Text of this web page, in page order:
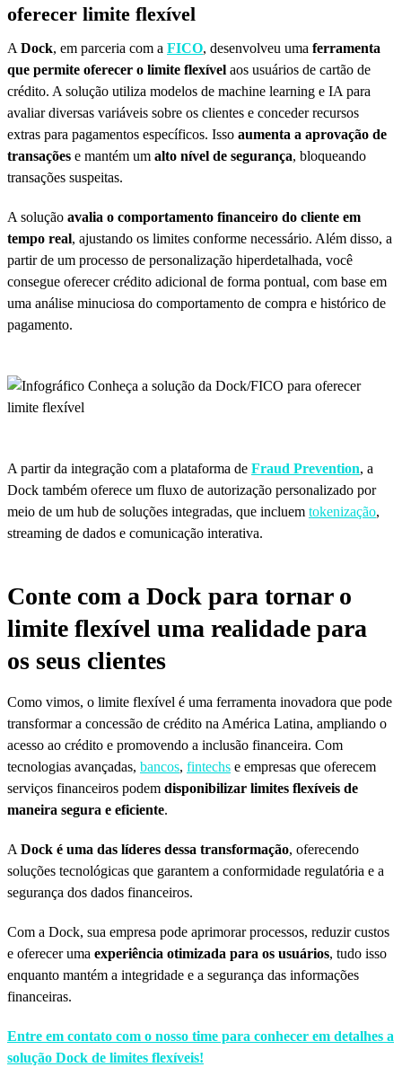
oferecer limite flexível
A Dock, em parceria com a FICO, desenvolveu uma ferramenta
que permite oferecer o limite flexível aos usuários de cartão de
crédito. A solução utiliza modelos de machine learning e IA para
avaliar diversas variáveis sobre os clientes e conceder recursos
extras para pagamentos específicos. Isso aumenta a aprovação de
transações e mantém um alto nível de segurança, bloqueando
transações suspeitas.
A solução avalia o comportamento financeiro do cliente em
tempo real, ajustando os limites conforme necessário. Além disso, a
partir de um processo de personalização hiperdetalhada, você
consegue oferecer crédito adicional de forma pontual, com base em
uma análise minuciosa do comportamento de compra e histórico de
pagamento.
A partir da integração com a plataforma de Fraud Prevention, a
Dock também oferece um fluxo de autorização personalizado por
meio de um hub de soluções integradas, que incluem tokenização,
streaming de dados e comunicação interativa.
Conte com a Dock para tornar o
limite flexível uma realidade para
os seus clientes
Como vimos, o limite flexível é uma ferramenta inovadora que pode
transformar a concessão de crédito na América Latina, ampliando o
acesso ao crédito e promovendo a inclusão financeira. Com
tecnologias avançadas, bancos, fintechs e empresas que oferecem
serviços financeiros podem disponibilizar limites flexíveis de
maneira segura e eficiente.
A Dock é uma das líderes dessa transformação, oferecendo
soluções tecnológicas que garantem a conformidade regulatória e a
segurança dos dados financeiros.
Com a Dock, sua empresa pode aprimorar processos, reduzir custos
e oferecer uma experiência otimizada para os usuários, tudo isso
enquanto mantém a integridade e a segurança das informações
financeiras.
Entre em contato com o nosso time para conhecer em detalhes a
solução Dock de limites flexíveis!